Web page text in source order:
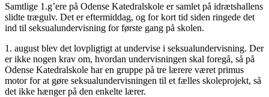
Samtlige 1.g’ere på Odense Katedralskole er samlet på idrætshallens
slidte trægulv. Det er eftermiddag, og for kort tid siden ringede det
ind til seksualundervisning for første gang på skolen.
1. august blev det lovpligtigt at undervise i seksualundervisning. Der
er ikke nogen krav om, hvordan undervisningen skal foregå, så på
Odense Katedralskole har en gruppe på tre lærere været primus
motor for at gøre seksualundervisningen til et fælles skoleprojekt, så
det ikke hænger på den enkelte lærer.